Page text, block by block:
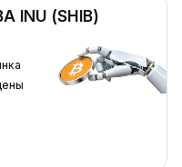
INU (SHIB)